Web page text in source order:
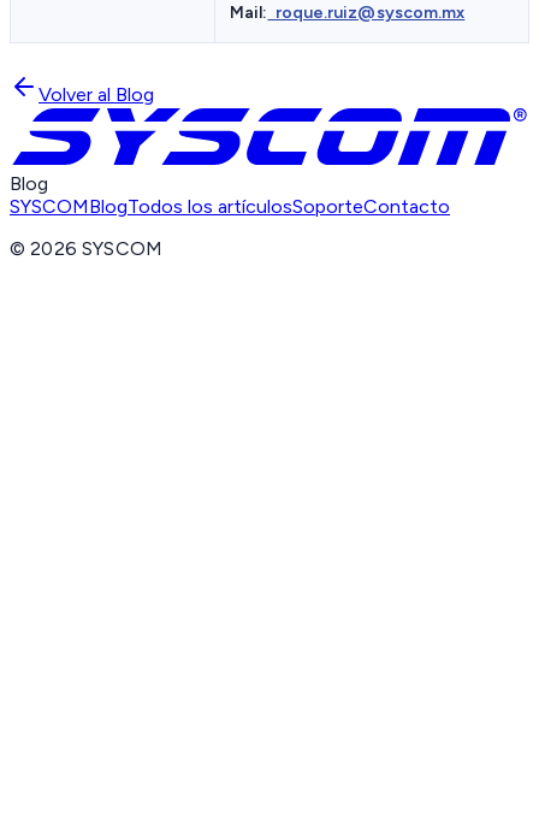
Mail: roque.ruiz@syscom.mx
Volver al Blog
Blog
SYSCOMBlogTodos los artículosSoporteContacto
©2026 SYSCOM